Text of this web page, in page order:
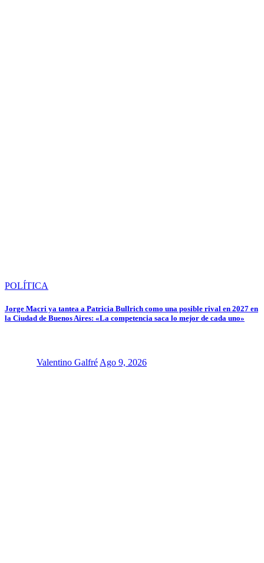
POLÍTICA
Jorge Macri ya tantea a Patricia Bullrich como una posible rival en 2027 en
la Ciudad de Buenos Aires: «La competencia saca lo mejor de cada uno»
Valentino GalfréAgo 9, 2026